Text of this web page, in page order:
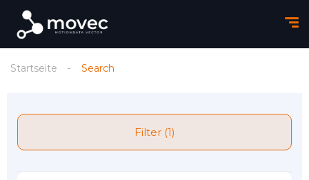
Startseite Search
Filter (1)